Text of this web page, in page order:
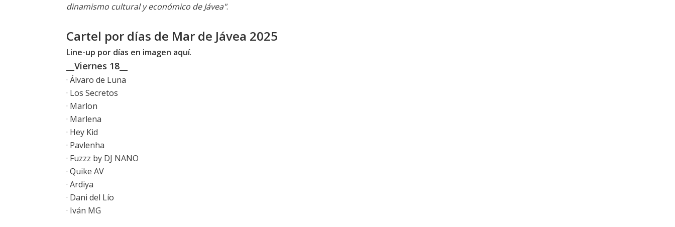
dinamismo cultural y económico de Jávea".
Cartel por días de Mar de Jávea 2025
Line-up por días en imagen aquí.
__Viernes 18__
· Álvaro de Luna
· Los Secretos
· Marlon
· Marlena
· Hey Kid
· Pavlenha
· Fuzzz by DJ NANO
· Quike AV
· Ardiya
· Dani del Lío
· Iván MG